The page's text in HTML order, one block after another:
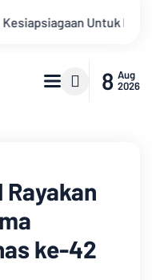
Menanggulangi
8 Aug
2026
Rayakan
ke-42